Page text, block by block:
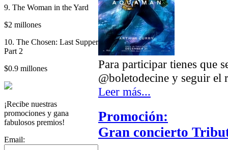
9. The Woman in the Yard
$2 millones
10. The Chosen: Last Supper
Part 2
$0.9 millones
¡Recibe nuestras
promociones y gana
fabulosos premios!
Email:
Para participar tienes que
@boletodecine y seguir el
Leer más...
Promoción:
Gran concierto